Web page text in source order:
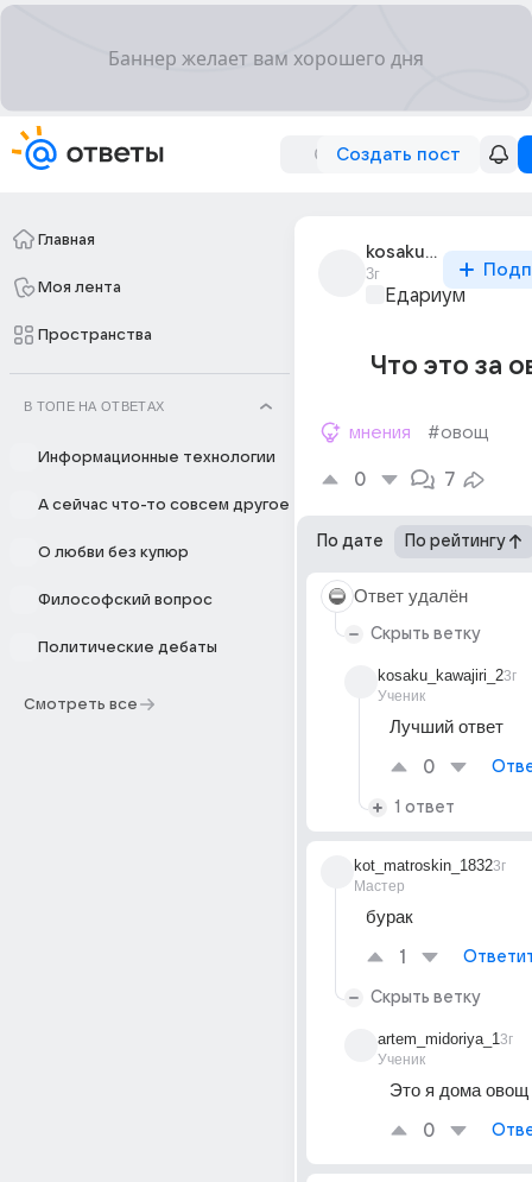
Создать пост
Главная
Моя лента
Пространства
В ТОПЕ НА ОТВЕТАХ
Информационные технологии
А сейчас что-то совсем другое
О любви без купюр
Философский вопрос
Политические дебаты
Смотреть все
kosaku_kawajiri_2
3г
Едариум
Что это за
мнения #овощ
0 7
По дате По рейтингу
Ответ удалён
Скрыть ветку
kosaku_kawajiri_2
Ученик
3г
Лучший ответ
0
1 ответ
kot_matroskin_1832
Мастер
3г
бурак
1
Скрыть ветку
artem_midoriya_1
Ученик
3г
Это я дома овощ
0